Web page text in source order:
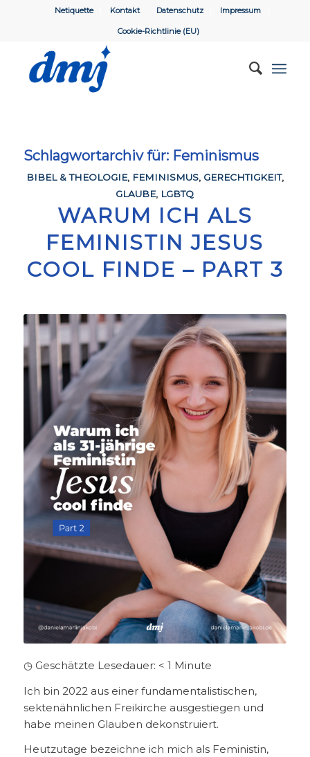
Netiquette Kontakt Datenschutz Impressum
Cookie-Richtlinie (EU)
Schlagwortarchiv für: Feminismus
BIBEL & THEOLOGIE, FEMINISMUS, GERECHTIGKEIT,
GLAUBE, LGBTQ
WARUM ICH ALS
FEMINISTIN JESUS
COOL FINDE – PART 3
◷ Geschätzte Lesedauer: < 1 Minute
Ich bin 2022 aus einer fundamentalistischen,
sektenähnlichen Freikirche ausgestiegen und
habe meinen Glauben dekonstruiert.
Heutzutage bezeichne ich mich als Feministin,